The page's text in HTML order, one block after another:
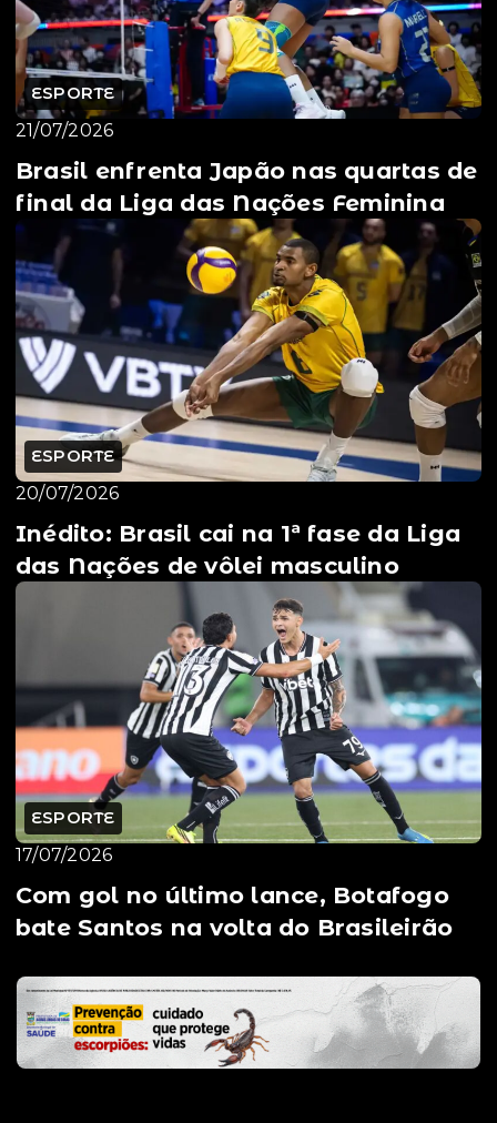
ESPORTE
21/07/2026
Brasil enfrenta Japão nas quartas de
final da Liga das Nações Feminina
ESPORTE
20/07/2026
Inédito: Brasil cai na 1ª fase da Liga
das Nações de vôlei masculino
ESPORTE
17/07/2026
Com gol no último lance, Botafogo
bate Santos na volta do Brasileirão